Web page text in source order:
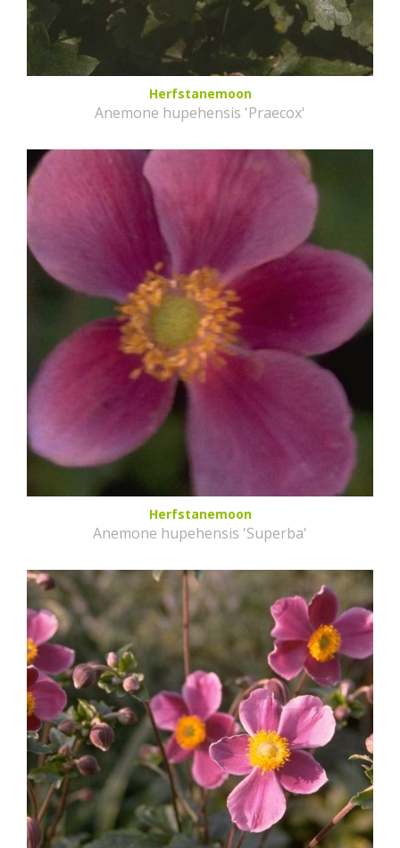
Herfstanemoon
Anemone hupehensis 'Praecox'
Herfstanemoon
Anemone hupehensis 'Superba'